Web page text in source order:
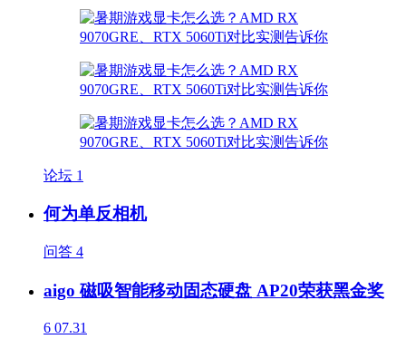
论坛 1
何为单反相机
问答 4
aigo 磁吸智能移动固态硬盘 AP20荣获黑金奖
6 07.31